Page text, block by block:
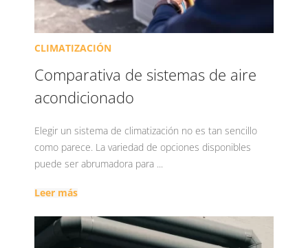
CLIMATIZACIÓN
Comparativa de sistemas de aire
acondicionado
Elegir un sistema de climatización no es tan sencillo
como parece. La variedad de opciones disponibles
puede ser abrumadora para ...
Leer más